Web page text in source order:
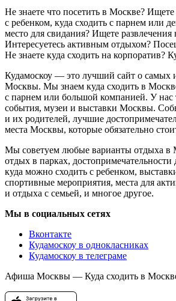
Не знаете что посетить в Москве? Ищете
с ребенком, куда сходить с парнем или
место для свидания? Ищете
Интересуетесь активным отдыхом?
Не знаете куда сходить на корпоратив?
Кудамоскоу — это лучший сайт о самых
Москвы. Мы знаем куда сходить в
с парнем или большой компанией. У нас
события, музеи и выставки Москвы.
и их родителей, лучшие
места Москвы, которые обязательно
Мы советуем любые варианты отдыха
отдых в парках, достопримечательности
куда можно сходить с ребенком,
спортивные мероприятия, места для
и отдыха с семьей, и многое другое.
Мы в социальных сетях
Вконтакте
Кудамоскоу в однокласниках
Кудамоскоу в телеграме
Афиша Москвы — Куда сходить в